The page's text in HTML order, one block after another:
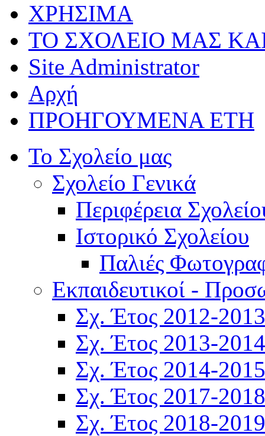
ΧΡΗΣΙΜΑ
ΤΟ ΣΧΟΛΕΙΟ ΜΑΣ
Site Administrator
Αρχή
ΠΡΟΗΓΟΥΜΕΝΑ ΕΤΗ
Το Σχολείο μας
Σχολείο Γενικά
Περιφέρεια
Ιστορικό Σχολείου
Παλιές
Εκπαιδευτικοί -
Σχ. Έτος 2012-2013
Σχ. Έτος 2013-2014
Σχ. Έτος 2014-2015
Σχ. Έτος 2017-2018
Σχ. Έτος 2018-2019